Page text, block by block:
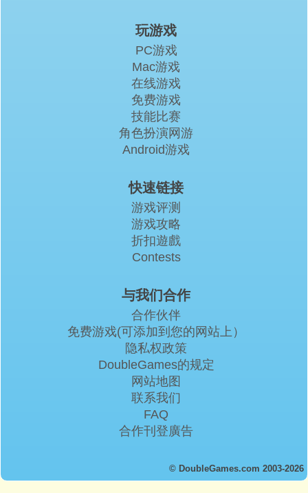
玩游戏
PC游戏
Mac游戏
在线游戏
免费游戏
技能比赛
角色扮演网游
Android游戏
快速链接
游戏评测
游戏攻略
折扣遊戲
Contests
与我们合作
合作伙伴
免费游戏(可添加到您的网站上）
隐私权政策
DoubleGames的规定
网站地图
联系我们
FAQ
合作刊登廣告
© DoubleGames.com 2003-2026